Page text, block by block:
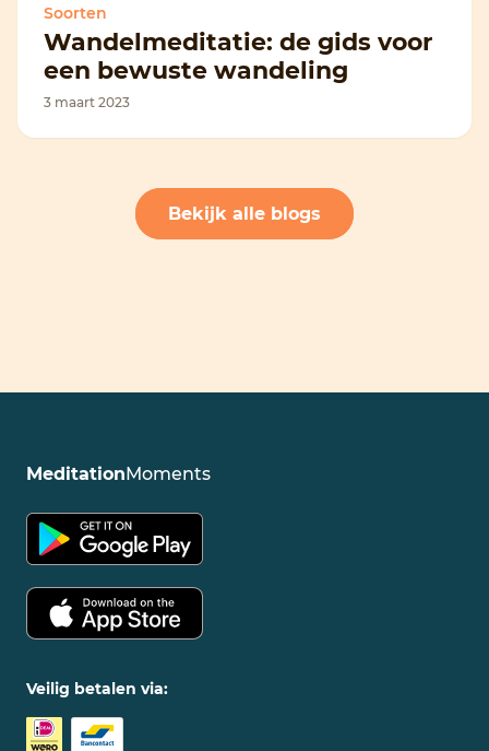
Soorten
Wandelmeditatie: de gids voor
een bewuste wandeling
3 maart 2023
Bekijk alle blogs
MeditationMoments
Veilig betalen via: